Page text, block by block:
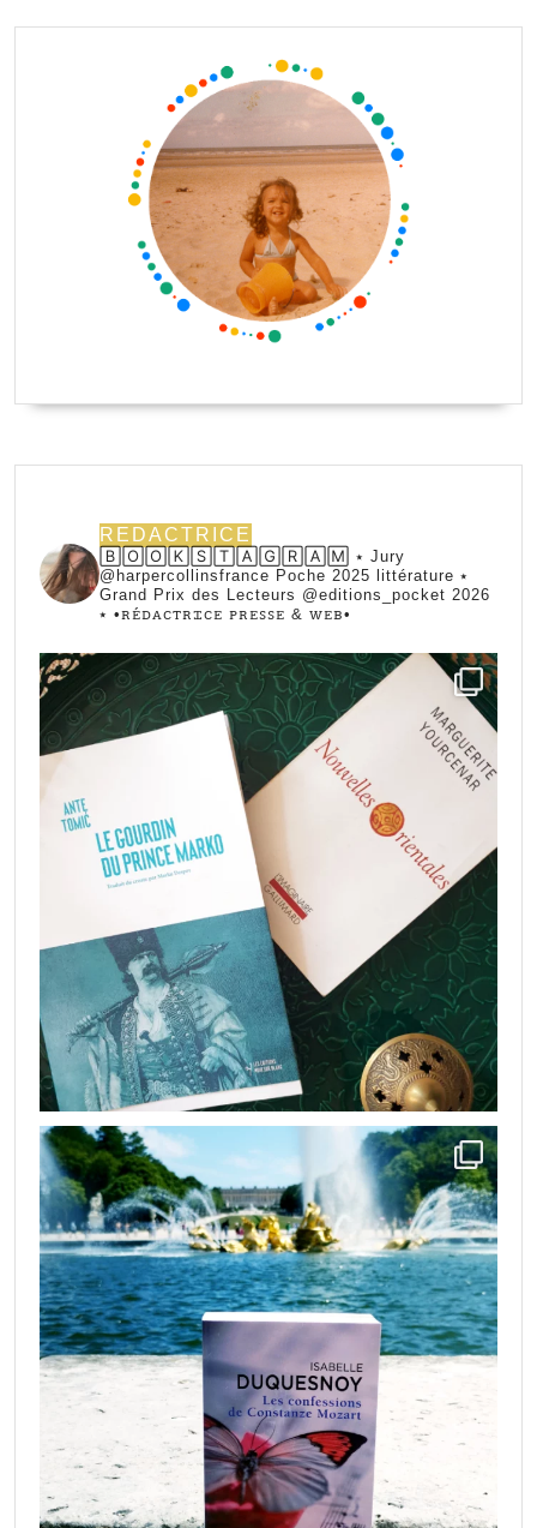
REDACTRICE
🄱🄾🄾🄺🅂🅃🄰🄶🅁🄰🄼 ⭑ Jury
@harpercollinsfrance Poche 2025 littérature ⭑
Grand Prix des Lecteurs @editions_pocket 2026
⭑ •ꭱꭼ́ꭰꭺꮯꭲꭱꮖꮯꭼ ꮲꭱꭼꮪꮪꭼ & ꮃꭼᏼ•